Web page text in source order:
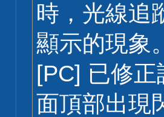
時，光線追
顯示的現象
[PC] 已修
面頂部出現